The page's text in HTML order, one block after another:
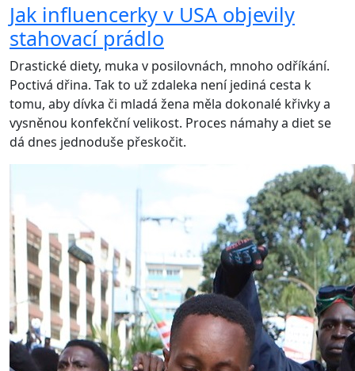
Jak influencerky v USA objevily
stahovací prádlo
Drastické diety, muka v posilovnách, mnoho odříkání.
Poctivá dřina. Tak to už zdaleka není jediná cesta k
tomu, aby dívka či mladá žena měla dokonalé křivky a
vysněnou konfekční velikost. Proces námahy a diet se
dá dnes jednoduše přeskočit.